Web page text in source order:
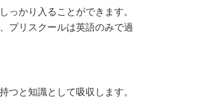
っかり入ることができます。
プリスクールは英語のみで過
つと知識として吸収します。